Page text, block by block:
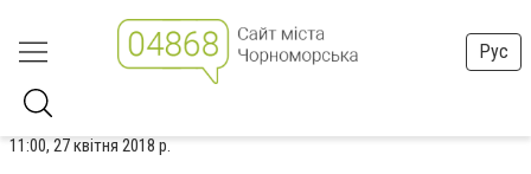
Рус
11:00, 27 квітня 2018 р.